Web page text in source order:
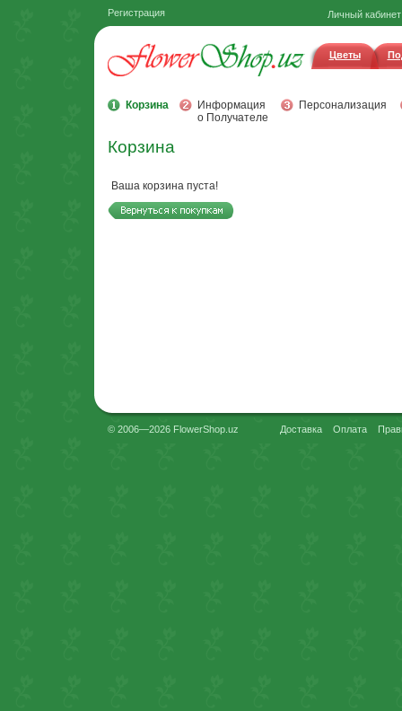
Регистрация Личный кабинет
Цветы
Корзина
Информация
о Получателе
Персонализация
Корзина
Ваша корзина пуста!
© 2006—2026 FlowerShop.uz Доставка Оплата